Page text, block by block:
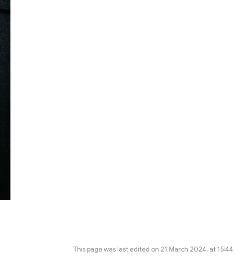
This page was last edited on 21 March 2024, at 15:44.